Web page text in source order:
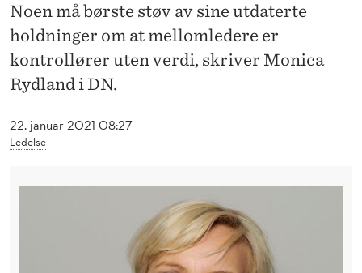
D
R
N
G
S
22. januar 2021 08:27
Ledelse
Noen må børste støv av sine utdaterte
holdninger om at mellomledere er
kontrollører uten verdi, skriver Monica
Rydland i DN.